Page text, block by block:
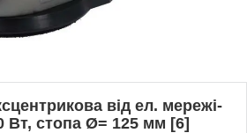
від ел. мережі-
Вт, стопа Ø= 125 мм [6]